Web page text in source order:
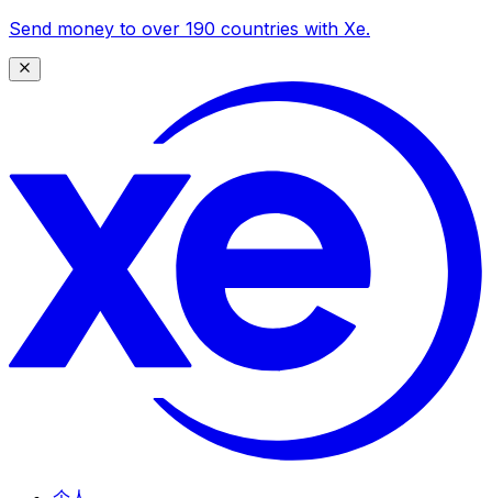
Send money to over 190 countries with Xe.